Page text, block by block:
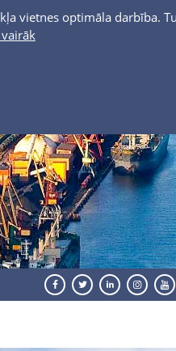
vietnes optimāla darbība.